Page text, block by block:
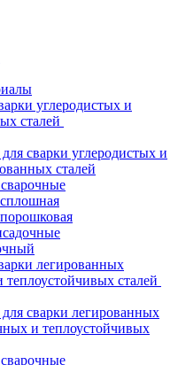
углеродистых и
сталей
сварки углеродистых и
сталей
легированных
сталей
сварки легированных
и теплоустойчивых